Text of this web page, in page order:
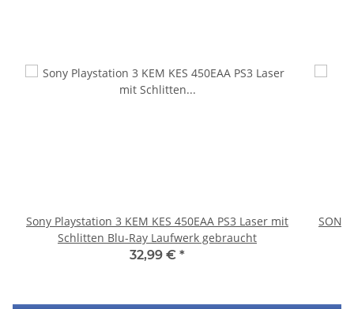
Sony Playstation 3 KEM KES 450EAA PS3 Laser mit
Schlitten Blu-Ray Laufwerk gebraucht
32,99 € *